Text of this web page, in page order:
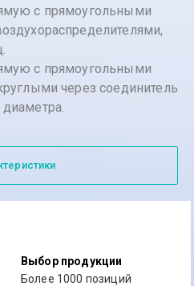
c прямоугольными
с прямоугольными
через соединитель
Выбор продукции
Более 1000 позиций